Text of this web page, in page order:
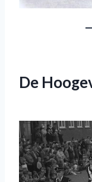
De